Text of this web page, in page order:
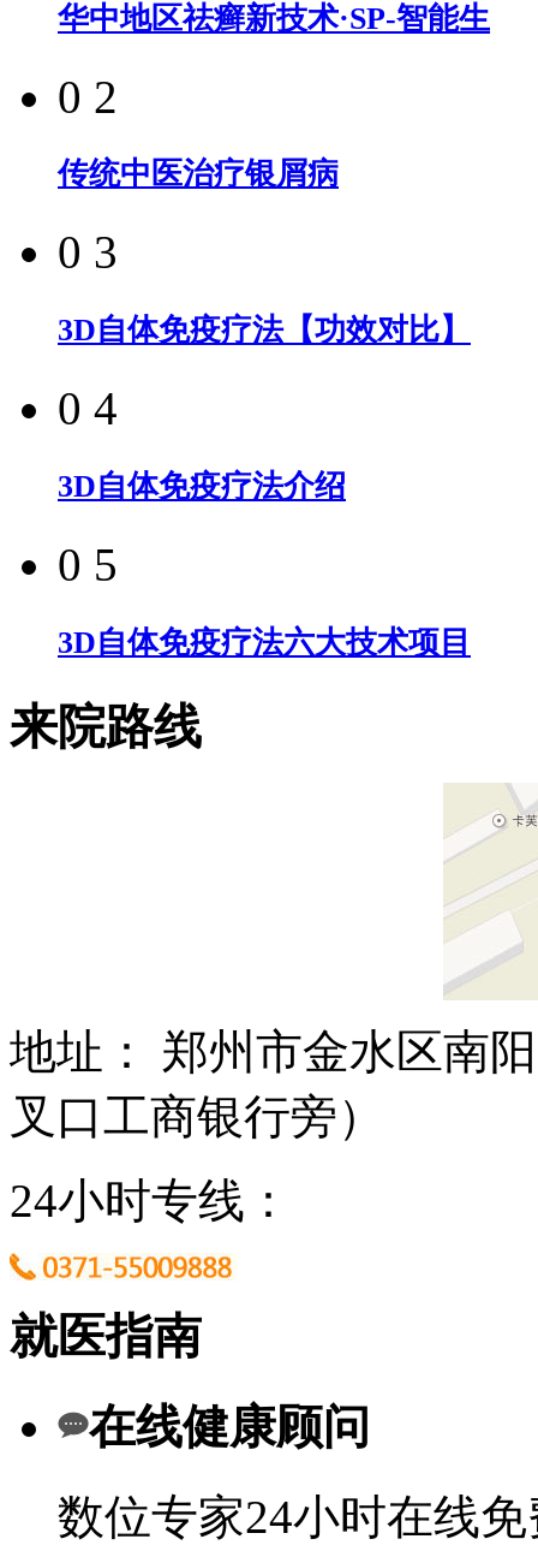
华中地区祛癣新技术·SP-智能生
0 2
传统中医治疗银屑病
0 3
3D自体免疫疗法【功效对比】
0 4
3D自体免疫疗法介绍
0 5
3D自体免疫疗法六大技术项目
来院路线
地址： 郑州市金水区南
叉口工商银行旁）
24小时专线：
就医指南
在线健康顾问
数位专家24小时在线